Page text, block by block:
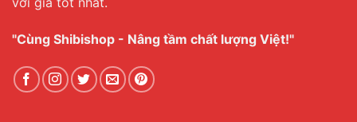
"Cùng Shibishop - Nâng tầm chất lượng Việt!"